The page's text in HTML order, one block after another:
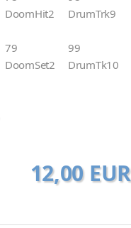
DoomHit2
DrumTrk9
79
DoomSet2
99
DrumTk10
12,00 EUR